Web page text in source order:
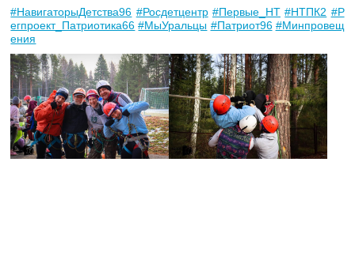
#НавигаторыДетства96 #Росдетцентр #Первые_НТ #НТПК2 #Р
егпроект_Патриотика66 #МыУральцы #Патриот96 #Минпровещ
ения